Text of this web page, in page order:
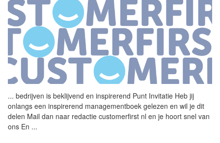
... bedrijven is beklijvend en inspirerend Punt Invitatie Heb jij
onlangs een inspirerend managementboek gelezen en wil je dit
delen Mail dan naar redactie customerfirst nl en je hoort snel van
ons En ...